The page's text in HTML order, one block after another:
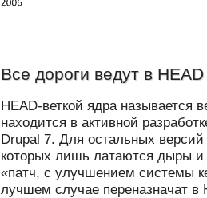
Все дороги ведут в HEAD
HEAD-веткой ядра называется
находится в активной
Drupal 7. Для остальных
которых лишь латаются дыры
«патч, с улучшением системы
лучшем случае переназначат в